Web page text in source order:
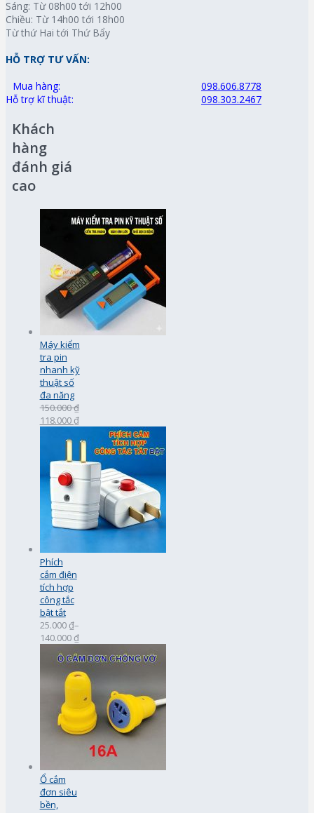
Sáng: Từ 08h00 tới 12h00
Chiều: Từ 14h00 tới 18h00
Từ thứ Hai tới Thứ Bẩy
HỖ TRỢ TƯ VẤN:
Mua hàng:
098.606.8778
Hỗ trợ kĩ thuật:
098.303.2467
Khách
hàng
đánh giá
cao
Máy kiểm
tra pin
nhanh kỹ
thuật số
đa năng
150.000 ₫
118.000 ₫
Phích
cắm điện
tích hợp
công tắc
bật tắt
25.000 ₫–
140.000 ₫
Ổ cắm
đơn siêu
bền,